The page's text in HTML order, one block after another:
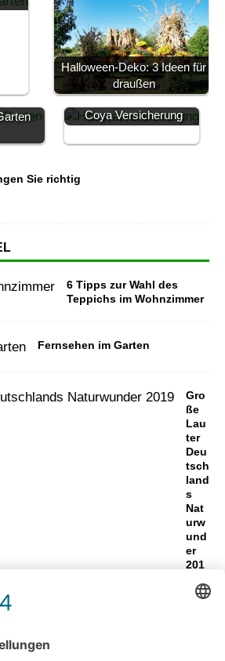
Halloween-Deko: 3 Ideen für
draußen
Hausratversicherung der
Coya Versicherung
Sie richtig
6 Tipps zur Wahl des
Teppichs im Wohnzimmer
Fernsehen im Garten
Gro
ße
Lau
ter
Deu
tsch
land
s
Nat
urw
und
er
201